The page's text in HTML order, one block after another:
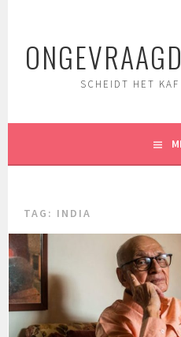
inhoud
SCHEIDT HET
TAG: INDIA